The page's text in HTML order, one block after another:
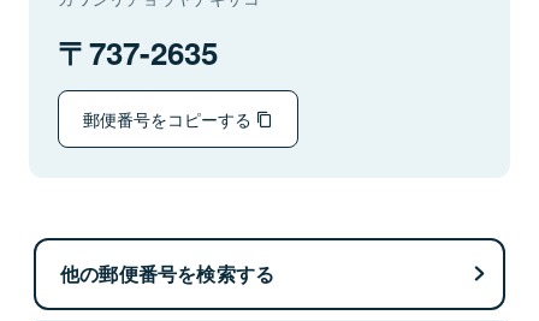
737-2635
郵便番号をコピーする
他の郵便番号を検索する